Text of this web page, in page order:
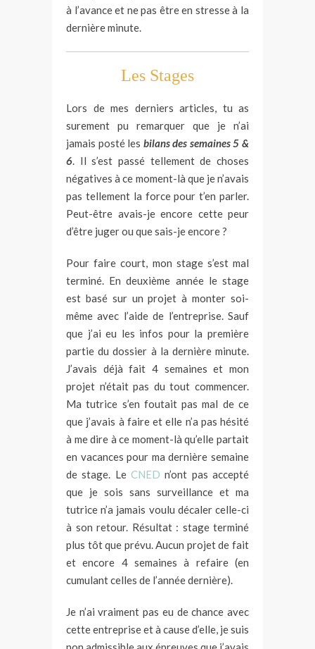
à l’avance et ne pas être en stresse à la
dernière minute.
Les Stages
Lors de mes derniers articles, tu as
surement pu remarquer que je n’ai
jamais posté les bilans des semaines 5 &
6. Il s’est passé tellement de choses
négatives à ce moment-là que je n’avais
pas tellement la force pour t’en parler.
Peut-être avais-je encore cette peur
d’être juger ou que sais-je encore ?
Pour faire court, mon stage s’est mal
terminé. En deuxième année le stage
est basé sur un projet à monter soi-
même avec l’aide de l’entreprise. Sauf
que j’ai eu les infos pour la première
partie du dossier à la dernière minute.
J’avais déjà fait 4 semaines et mon
projet n’était pas du tout commencer.
Ma tutrice s’en foutait pas mal de ce
que j’avais à faire et elle n’a pas hésité
à me dire à ce moment-là qu’elle partait
en vacances pour ma dernière semaine
de stage. Le CNED n’ont pas accepté
que je sois sans surveillance et ma
tutrice n’a jamais voulu décaler celle-ci
à son retour. Résultat : stage terminé
plus tôt que prévu. Aucun projet de fait
et encore 4 semaines à refaire (en
cumulant celles de l’année dernière).
Je n’ai vraiment pas eu de chance avec
cette entreprise et à cause d’elle, je suis